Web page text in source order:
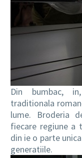
Din bumbac,
traditionala
lume. Broderia
fiecare regiune a
din ie o parte
generatiile.